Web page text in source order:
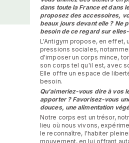
dans toute la France et dans
proposez des accessoires,
beaux jours devant elle ? Ne
besoin de ce regard sur
L'Antigym propose, en effet,
pressions sociales,
d'imposer un corps mince,
son corps tel qu'il est, avec
Elle offre un espace de
besoin.
Qu'aimeriez-vous dire à vos
apporter ? Favorisez-vous
douces, une alimentation
Notre corps est un trésor,
lieu où nous vivons,
le reconnaître, l'habiter
mouvement, en lui offrant